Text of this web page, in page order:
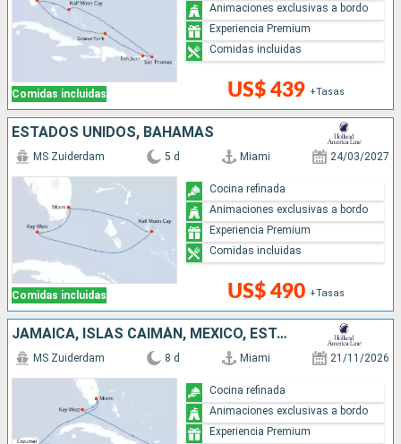
Comidas incluidas US$ 439 +Tasas
Animaciones exclusivas a bordo
Experiencia Premium
Comidas incluidas
ESTADOS UNIDOS, BAHAMAS
Comidas incluidas
MS Zuiderdam 5 d Miami 24/03/2027
US$ 490 +Tasas
Cocina refinada
Animaciones exclusivas a bordo
Experiencia Premium
Comidas incluidas
JAMAICA, ISLAS CAIMÁN, MÉXICO, ESTADOS UNIDOS
MS Zuiderdam 8 d Miami 21/11/2026
Cocina refinada
Animaciones exclusivas a bordo
Experiencia Premium